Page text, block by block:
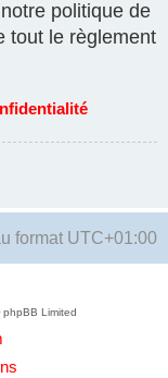
politique de
tout le règlement
format UTC+01:00
Limited